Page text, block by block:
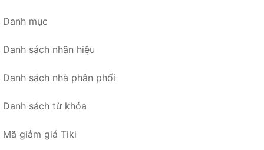
Danh mục
Danh sách nhãn hiệu
Danh sách nhà phân phối
Danh sách từ khóa
Mã giảm giá Tiki